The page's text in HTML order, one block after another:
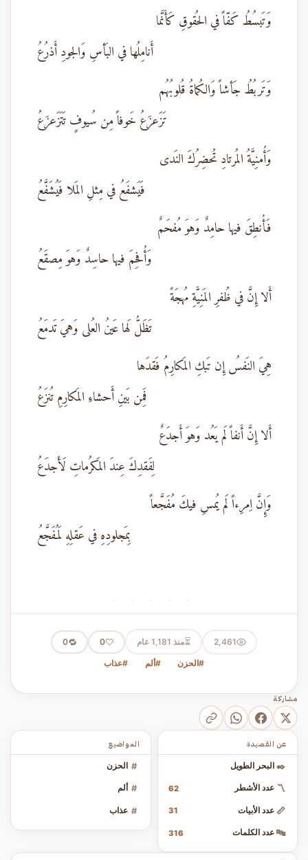
وَتَبسُطُ كَفّاً في الحُقوقِ كَأَنَّما
أَنامِلُها في البَأسِ وَالجودِ أَذرُعُ
وَتَربُطُ جَأشاً وَالكُماةُ قُلوبُهُم
تَزَعزَعُ خَوفاً مِن سُيوفٍ تَتَزَعزَعُ
وَأُمنِيَّةُ المُرتادِ تُحضِرُكَ النَدى
فَيَشفَعُ في مِثلِ المَلا فَيُشَفَّعُ
فَأُنطِقَ فيها حامِدٌ وَهوَ مُفحَمٌ
وَأُفحِمَ فيها حاسِدٌ وَهوَ مِصقَعُ
أَلا إِنَّ في ظُفرِ المَنِيَّةِ مُهجَةً
تَظَلُّ لَها عَينُ العُلى وَهيَ تَدمَعُ
هِيَ النَفسُ إِن تَبكِ المَكارِمُ فَقدَها
فَمِن بَينِ أَحشاءِ المَكارِمِ تُنزَعُ
أَلا إِنَّ أَنفاً لَم يَعُد وَهوَ أَجدَعٌ
لِفَقدِكَ عِندَ المَكرُماتِ لَأَجدَعُ
وَإِنَّ اِمرِءاً لَم يُمسِ فيكَ مُفَجَّعاً
بِمَجلودِهِ في عَقلِهِ لَمُفَجَّعُ
· · · · ·
2,461
⏳منذ 1,181 عام 🤍
0
🔁
0
#الحزن #ألم #عذاب
مشاركة
المواضيع
# الحزن
# ألم
# عذاب
عن القصيدة
✒️ البحر الطويل
〽️ عدد الأشطر 62
📏 عدد الأبيات 31
🔤 عدد الكلمات 316